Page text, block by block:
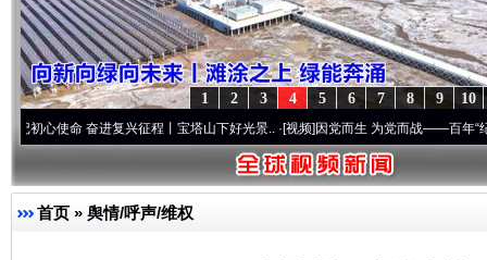
10
9
8
7
6
5
4
3
2
1
命 奋进复兴征程丨宝塔山下好光景..·[视频]因党而生 为党而战——百年“纪”事⑧加强
首页 » 舆情/呼声/维权